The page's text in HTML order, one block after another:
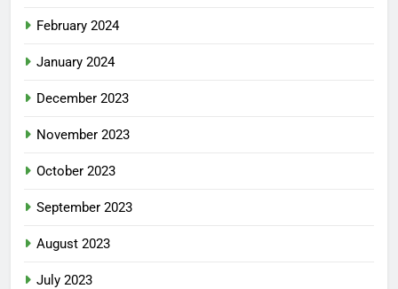
February 2024
January 2024
December 2023
November 2023
October 2023
September 2023
August 2023
July 2023